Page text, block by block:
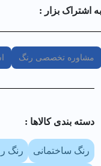
به اشتراک بزار :
مشاوره تخصصی رنگ
دسته بندی کالا‌ها :
رنگ ساختمانی رنگ